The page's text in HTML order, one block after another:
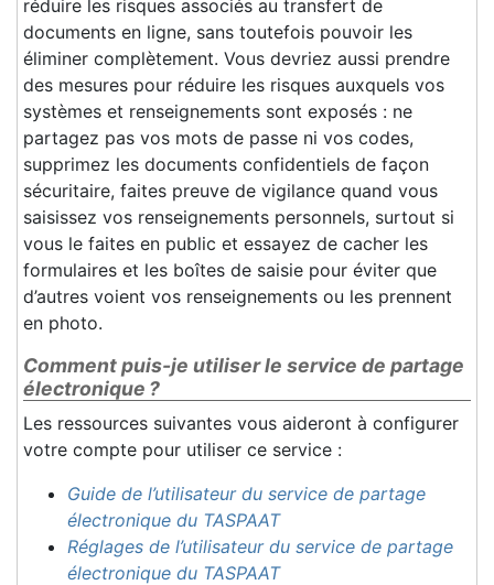
réduire les risques associés au transfert de
documents en ligne, sans toutefois pouvoir les
éliminer complètement. Vous devriez aussi prendre
des mesures pour réduire les risques auxquels vos
systèmes et renseignements sont exposés : ne
partagez pas vos mots de passe ni vos codes,
supprimez les documents confidentiels de façon
sécuritaire, faites preuve de vigilance quand vous
saisissez vos renseignements personnels, surtout si
vous le faites en public et essayez de cacher les
formulaires et les boîtes de saisie pour éviter que
d’autres voient vos renseignements ou les prennent
en photo.
Comment puis-je utiliser le service de partage
électronique ?
Les ressources suivantes vous aideront à configurer
votre compte pour utiliser ce service :
Guide de l’utilisateur du service de partage
électronique du TASPAAT
Réglages de l’utilisateur du service de partage
électronique du TASPAAT